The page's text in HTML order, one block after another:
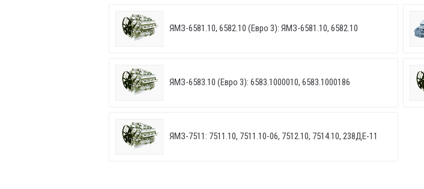
ЯМЗ-6581.10, 6582.10 (Евро 3): ЯМЗ-6581.10, 6582.10
ЯМЗ-6583.10 (Евро 3): 6583.1000010, 6583.1000186
ЯМЗ-7511: 7511.10, 7511.10-06, 7512.10, 7514.10, 238ДЕ-11